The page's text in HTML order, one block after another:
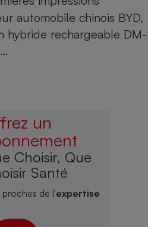
automobile chinois BYD,
hybride rechargeable DM-
un
Choisir, Que
Santé
de l'expertise